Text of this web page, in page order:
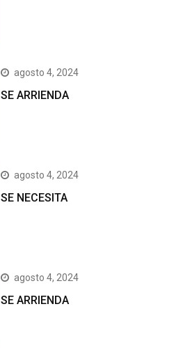
agosto 4, 2024
SE ARRIENDA
agosto 4, 2024
SE NECESITA
agosto 4, 2024
SE ARRIENDA